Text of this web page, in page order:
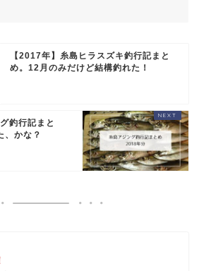
【2017年】糸島ヒラスズキ釣行記まと
め。12月のみだけど結構釣れた！
釣行記まと
、かな？